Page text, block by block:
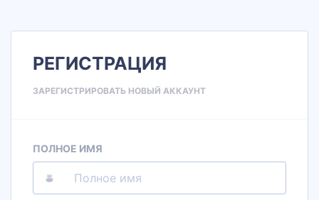
РЕГИСТРАЦИЯ
ЗАРЕГИСТРИРОВАТЬ НОВЫЙ АККАУНТ
ПОЛНОЕ ИМЯ